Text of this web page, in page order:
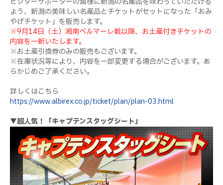
よう、新潟の美味しい名産品とチケットがセットになった「おみ
やげチケット」を販売します。
※9月14日（土）湘南ベルマーレ戦以降、お土産付きチケットの
内容を一新いたします。
※お土産引換券のみの販売もございます。
※在庫状況等により、内容を一部変更する場合がございます。あ
らかじめご了承ください。
詳しくはこちら
https://www.albirex.co.jp/ticket/plan/plan-03.html
▼超人気！「キャプテンスタッグシート」